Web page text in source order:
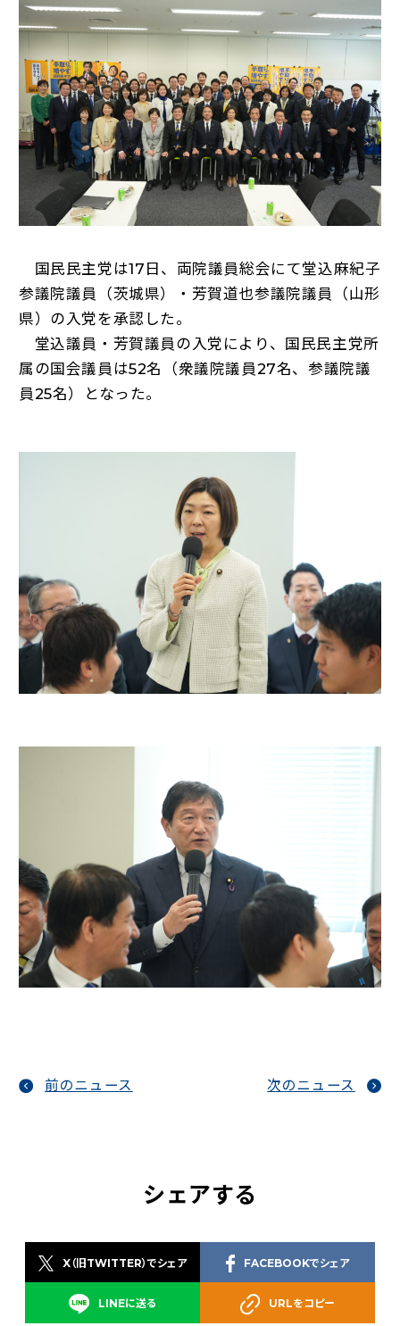
国民民主党学生部
二次創作ガイドライン（新しいタブで開く）
プライバシーポリシー
特定商取引法に基づく表記
国民民主党は17日、両院議員総会にて堂込麻紀子
参議院議員（茨城県）・芳賀道也参議院議員（山形
県）の入党を承認した。
堂込議員・芳賀議員の入党により、国民民主党所
属の国会議員は52名（衆議院議員27名、参議院議
員25名）となった。
前のニュース 次のニュース
シェアする
X（旧TWITTER）でシェア
LINEに送る
FACEBOOKでシェア
URLをコピー